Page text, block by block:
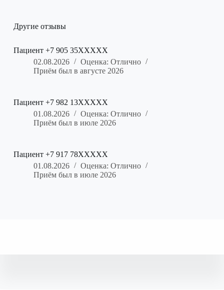
Другие отзывы
Пациент +7 905 35XXXXX
02.08.2026
Оценка: Отлично
Приём был в августе 2026
Пациент +7 982 13XXXXX
01.08.2026
Оценка: Отлично
Приём был в июле 2026
Пациент +7 917 78XXXXX
01.08.2026
Оценка: Отлично
Приём был в июле 2026